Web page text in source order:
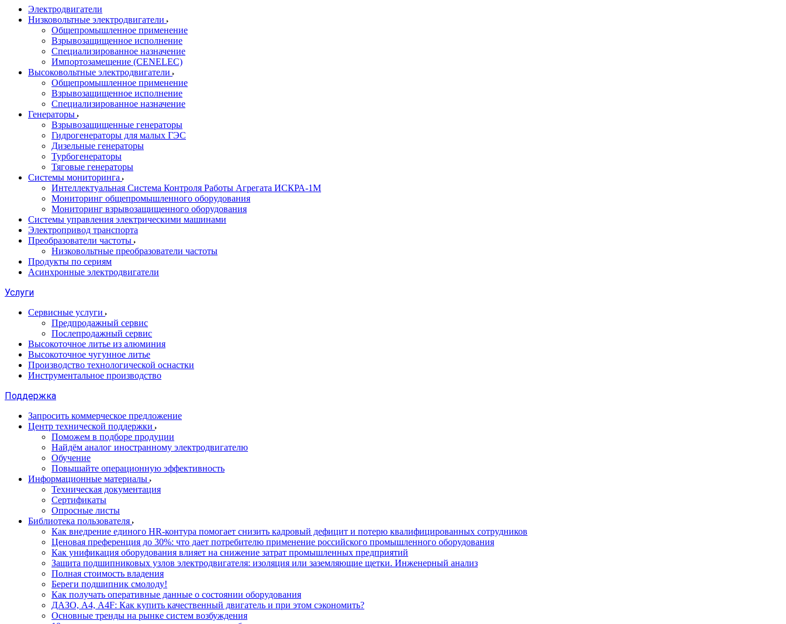
Электродвигатели
Низковольтные электродвигатели
Общепромышленное применение
Взрывозащищенное исполнение
Специализированное назначение
Импортозамещение (CENELEC)
Высоковольтные электродвигатели
Общепромышленное применение
Взрывозащищенное исполнение
Специализированное назначение
Генераторы
Взрывозащищенные генераторы
Гидрогенераторы для малых ГЭС
Дизельные генераторы
Турбогенераторы
Тяговые генераторы
Системы мониторинга
Интеллектуальная Система Контроля Работы Агрегата ИСКРА-1М
Мониторинг общепромышленного оборудования
Мониторинг взрывозащищенного оборудования
Системы управления электрическими машинами
Электропривод транспорта
Преобразователи частоты
Низковольтные преобразователи частоты
Продукты по сериям
Асинхронные электродвигатели
Услуги
Сервисные услуги
Предпродажный сервис
Послепродажный сервис
Высокоточное литье из алюминия
Высокоточное чугунное литье
Производство технологической оснастки
Инструментальное производство
Поддержка
Запросить коммерческое предложение
Центр технической поддержки
Поможем в подборе продуции
Найдём аналог иностранному электродвигателю
Обучение
Повышайте операционную эффективность
Информационные материалы
Техническая документация
Сертификаты
Опросные листы
Библиотека пользователя
Как внедрение единого HR-контура помогает снизить кадровый дефицит и потерю квалифицированных сотрудников
Ценовая преференция до 30%: что дает потребителю применение российского промышленного оборудования
Как унификация оборудования влияет на снижение затрат промышленных предприятий
Защита подшипниковых узлов электродвигателя: изоляция или заземляющие щетки. Инженерный анализ
Полная стоимость владения
Береги подшипник смолоду!
Как получать оперативные данные о состоянии оборудования
ДАЗО, А4, А4F: Как купить качественный двигатель и при этом сэкономить?
Основные тренды на рынке систем возбуждения